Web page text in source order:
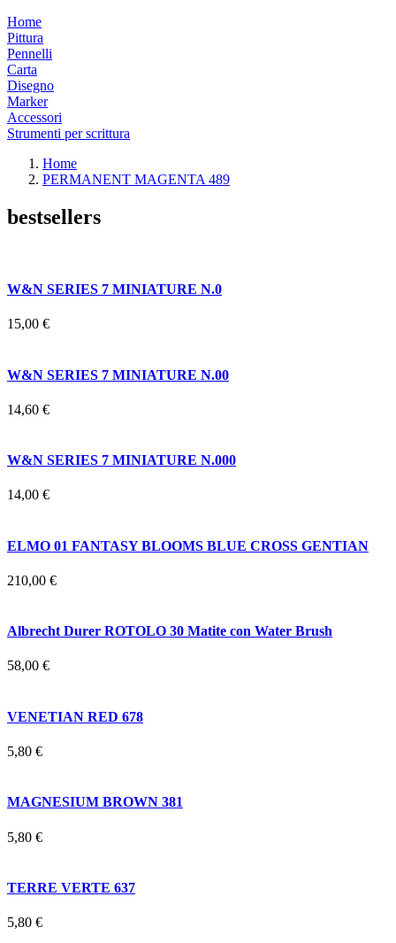
Home
Pittura
Pennelli
Carta
Disegno
Marker
Accessori
Strumenti per scrittura
Home
PERMANENT MAGENTA 489
bestsellers
W&N SERIES 7 MINIATURE N.0
15,00 €
W&N SERIES 7 MINIATURE N.00
14,60 €
W&N SERIES 7 MINIATURE N.000
14,00 €
ELMO 01 FANTASY BLOOMS BLUE CROSS GENTIAN
210,00 €
Albrecht Durer ROTOLO 30 Matite con Water Brush
58,00 €
VENETIAN RED 678
5,80 €
MAGNESIUM BROWN 381
5,80 €
TERRE VERTE 637
5,80 €